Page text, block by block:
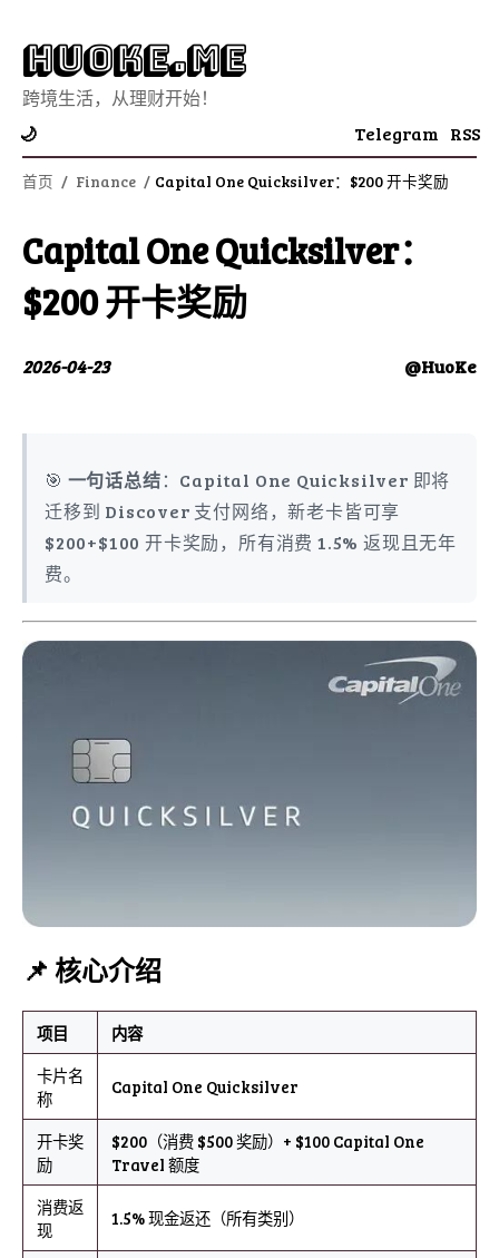
Huoke.Me
跨境生活，从理财开始！
🌙 Telegram RSS
首页 / Finance / Capital One Quicksilver：$200 开卡奖励
Capital One Quicksilver：
$200 开卡奖励
2026-04-23 @HuoKe
🎯 一句话总结：Capital One Quicksilver 即将
迁移到 Discover 支付网络，新老卡皆可享
$200+$100 开卡奖励，所有消费 1.5% 返现且无年
费。
📌 核心介绍
项目
内容
卡片名
称
Capital One Quicksilver
开卡奖
励
$200（消费 $500 奖励）+ $100 Capital One
Travel 额度
消费返
现
1.5% 现金返还（所有类别）